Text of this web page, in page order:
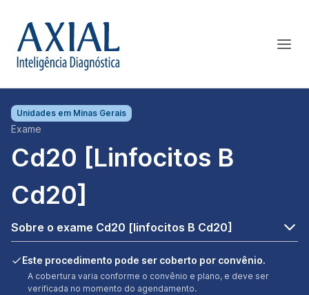
Unidades em Minas Gerais
Exame
Cd20 [linfocitos B
Cd20]
Sobre o exame Cd20 [linfocitos B Cd20]
Este procedimento pode ser coberto por convênio.
A cobertura varia conforme o convênio e plano, e deve ser
verificada no momento do agendamento.